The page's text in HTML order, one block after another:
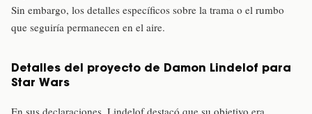
Sin embargo, los detalles específicos sobre la trama o el rumbo
que seguiría permanecen en el aire.
Detalles del proyecto de Damon Lindelof para
Star Wars
En sus declaraciones, Lindelof destacó que su objetivo era